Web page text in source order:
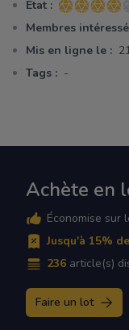
Etat : 4 sur 5 étoiles
Membres
Mis en ligne le :
Tags : -
Achète en
Économise sur
Jusqu'à 15%
236 article(s)
Faire un lot